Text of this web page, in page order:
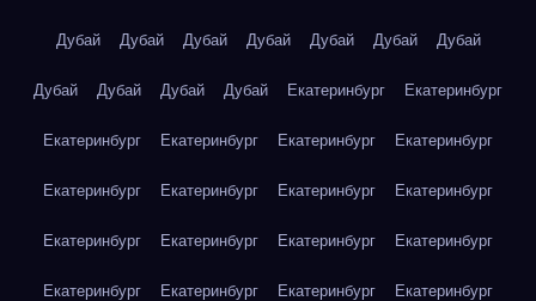
Дубай Дубай Дубай Дубай Дубай Дубай Дубай
Дубай Дубай Дубай Дубай Екатеринбург Екатеринбург
Екатеринбург Екатеринбург Екатеринбург Екатеринбург
Екатеринбург Екатеринбург Екатеринбург Екатеринбург
Екатеринбург Екатеринбург Екатеринбург Екатеринбург
Екатеринбург Екатеринбург Екатеринбург Екатеринбург